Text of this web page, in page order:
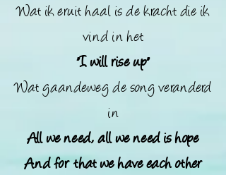
Wat ik eruit haal is de kracht die ik
vind in het
"I will rise up"
Wat gaandeweg de song veranderd
in
All we need, all we need is hope
And for that we have each other